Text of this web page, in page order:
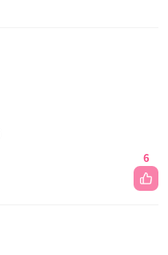
6